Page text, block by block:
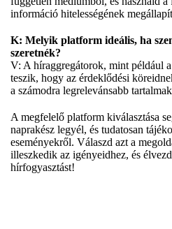
információ hitelességének
K: Melyik platform ideális, ha
szeretnék?
V: A híraggregátorok, mint például
teszik, hogy az érdeklődési
a számodra legrelevánsabb
A megfelelő platform kiválasztása
naprakész legyél, és tudatosan
eseményekről. Válaszd azt a
illeszkedik az igényeidhez, és
hírfogyasztást!